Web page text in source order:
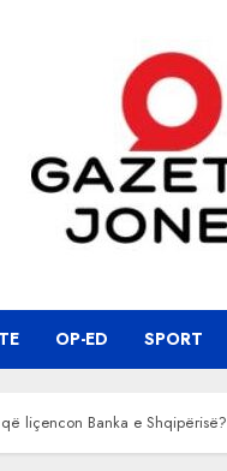
OP-ED SPORT
liçencon Banka e Shqipërisë?